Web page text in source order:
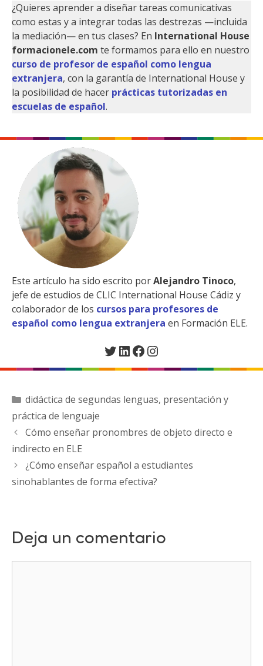
¿Quieres aprender a diseñar tareas comunicativas
como estas y a integrar todas las destrezas —incluida
la mediación— en tus clases? En International House
formacionele.com te formamos para ello en nuestro
curso de profesor de español como lengua
extranjera, con la garantía de International House y
la posibilidad de hacer prácticas tutorizadas en
escuelas de español.
Este artículo ha sido escrito porAlejandro Tinoco,
jefe de estudios de CLIC International House Cádiz y
colaborador de los cursos para profesores de
español como lengua extranjera en Formación ELE.
Twitter LinkedIn Facebook Instagram
Categorías
didáctica de segundas lenguas, presentación y
práctica de lenguaje
Cómo enseñar pronombres de objeto directo e
indirecto en ELE
¿Cómo enseñar español a estudiantes
sinohablantes de forma efectiva?
Deja un comentario